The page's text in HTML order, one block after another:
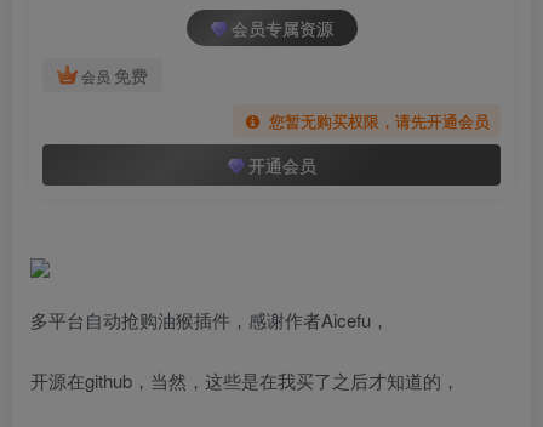
会员专属资源
会员 免费
您暂无购买权限，请先开通会员
开通会员
多平台自动抢购油猴插件，感谢作者Aicefu，
开源在github，当然，这些是在我买了之后才知道的，